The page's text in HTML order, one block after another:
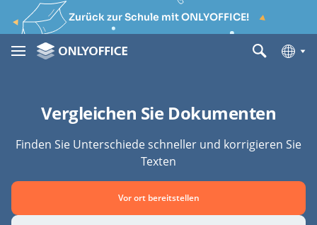
Zurück zur Schule mit ONLYOFFICE!
Vergleichen Sie Dokumenten
Finden Sie Unterschiede schneller und korrigieren Sie
Texten
Vor ort bereitstellen